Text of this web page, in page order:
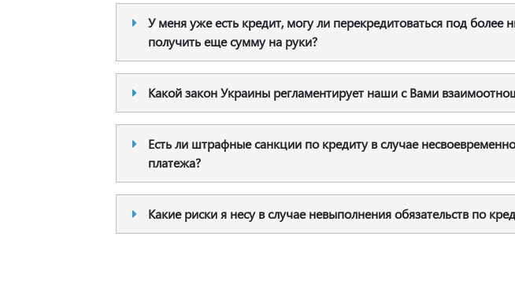
У меня уже есть кредит, могу ли перекредитоваться под более
получить еще сумму на руки?
Какой закон Украины регламентирует наши с Вами
Есть ли штрафные санкции по кредиту в случае
платежа?
Какие риски я несу в случае невыполнения обязательств по